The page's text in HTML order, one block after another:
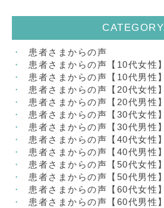
CATEGORY
患者さまからの声
患者さまからの声【10代女性】
患者さまからの声【10代男性】
患者さまからの声【20代女性】
患者さまからの声【20代男性】
患者さまからの声【30代女性】
患者さまからの声【30代男性】
患者さまからの声【40代女性】
患者さまからの声【40代男性】
患者さまからの声【50代女性】
患者さまからの声【50代男性】
患者さまからの声【60代女性】
患者さまからの声【60代男性】